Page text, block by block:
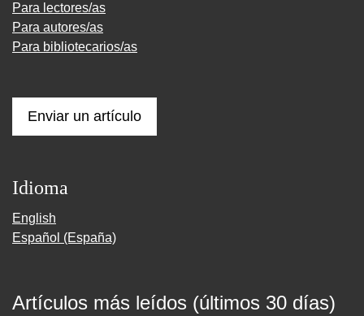
Para lectores/as
Para autores/as
Para bibliotecarios/as
Enviar un artículo
Idioma
English
Español (España)
Artículos más leídos (últimos 30 días)